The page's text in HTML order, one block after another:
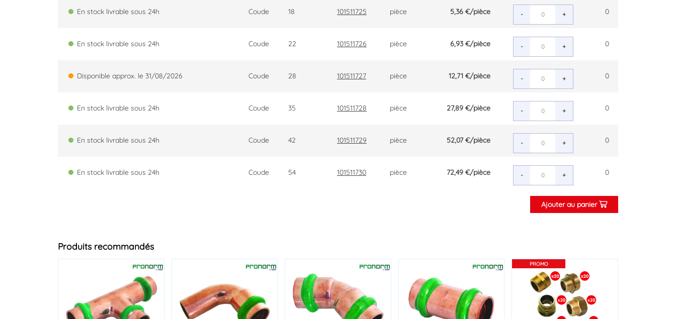
En stock livrable sous 24h Coude 18 101511725 pièce 5,36 €/pièce - + 0
En stock livrable sous 24h Coude 22 101511726 pièce 6,93 €/pièce - + 0
Disponible approx. le 31/08/2026 Coude 28 101511727 pièce 12,71 €/pièce - + 0
En stock livrable sous 24h Coude 35 101511728 pièce 27,89 €/pièce - + 0
En stock livrable sous 24h Coude 42 101511729 pièce 52,07 €/pièce - + 0
En stock livrable sous 24h Coude 54 101511730 pièce 72,49 €/pièce - + 0
Ajouter au panier
Produits recommandés
PROMO